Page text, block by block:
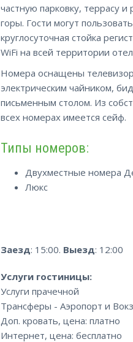
частную парковку, террасу
горы. Гости могут
круглосуточная стойка
WiFi на всей территории
Номера оснащены
электрическим чайником,
письменным столом. Из
всех номерах имеется сейф.
Типы номеров:
Двухместные номера
Люкс
Заезд: 15:00. Выезд: 12:00
Услуги гостиницы:
Услуги прачечной
Трансферы - Аэропорт и
Доп. кровать, цена: платно
Интернет, цена: бесплатно